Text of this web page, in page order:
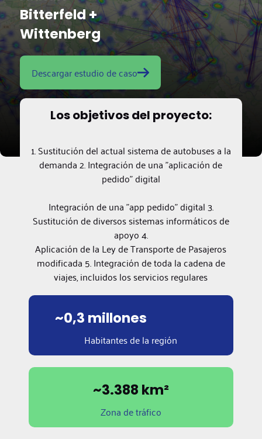
Bitterfeld +
Wittenberg
Descargar estudio de caso
Los objetivos del proyecto:
1. Sustitución del actual sistema de autobuses a la
demanda 2. Integración de una "aplicación de
pedido" digital
Integración de una "app pedido" digital 3.
Sustitución de diversos sistemas informáticos de
apoyo 4.
Aplicación de la Ley de Transporte de Pasajeros
modificada 5. Integración de toda la cadena de
viajes, incluidos los servicios regulares
~0,3 millones
Habitantes de la región
~3.388 km²
Zona de tráfico